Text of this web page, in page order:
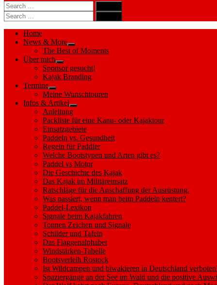
Search
for:
Search
Search
for:
Search
Home
News & More
Show
sub
The Best of Moments
Über mich
Show
sub
menu
Sponsor gesucht!
Kajak Branding
Termine
Show
sub
menu
Meine Wunschtouren
Infos & Artikel
Show
sub
menu
Anleitung
Packliste für eine Kanu- oder Kajaktour
Einsatzgebiete
Paddeln vs. Gesundheit
Regeln für Paddler
Welche Bootstypen und Arten gibt es?
Paddel vs Motor
Die Geschichte des Kajak
Das Kajak im Militäreinsatz
Ratschläge für die Anschaffung der Ausrüstung.
Was passiert, wenn man beim Paddeln kentert?
Paddel-Lexikon
Signale beim Kajakfahren
Tonnen Zeichen und Signale
Schilder und Tafeln
Das Flaggenalphabet
Windstärken-Tabelle
Bootsverleih Rostock
Ist Wildcampen und biwakieren in Deutschland
Spaziergänge an der See im Wald und die positive